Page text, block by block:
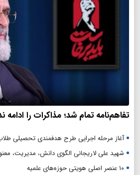
تفاهم‌نامه تمام شد؛ مذاکرات را ادامه
آغاز مرحله اجرایی طرح هدفمندی تحصیلی
شهید علی لاریجانی الگوی دانش، مدیریت،
۱۰ عنصر اصلی هویتی حوزه‌های علمیه